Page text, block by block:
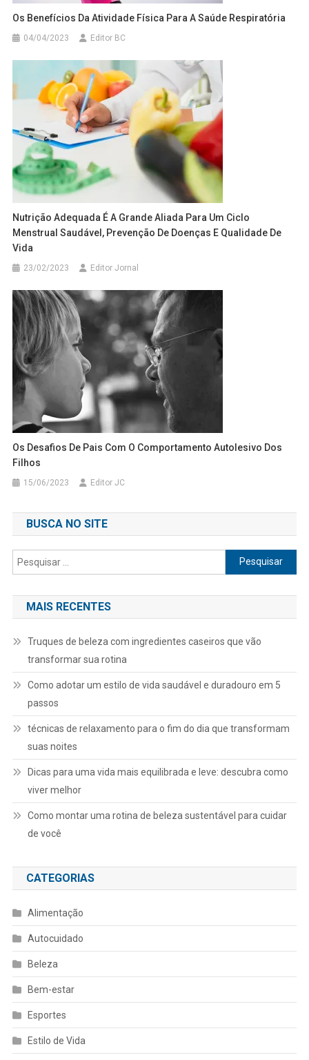
Os Benefícios Da Atividade Física Para A Saúde Respiratória
04/04/2023 Editor BC
Nutrição Adequada É A Grande Aliada Para Um Ciclo
Menstrual Saudável, Prevenção De Doenças E Qualidade De
Vida
23/02/2023 Editor Jornal
Os Desafios De Pais Com O Comportamento Autolesivo Dos
Filhos
15/06/2023 Editor JC
BUSCA NO SITE
Pesquisar
por:
MAIS RECENTES
Truques de beleza com ingredientes caseiros que vão
transformar sua rotina
Como adotar um estilo de vida saudável e duradouro em 5
passos
técnicas de relaxamento para o fim do dia que transformam
suas noites
Dicas para uma vida mais equilibrada e leve: descubra como
viver melhor
Como montar uma rotina de beleza sustentável para cuidar
de você
CATEGORIAS
Alimentação
Autocuidado
Beleza
Bem-estar
Esportes
Estilo de Vida